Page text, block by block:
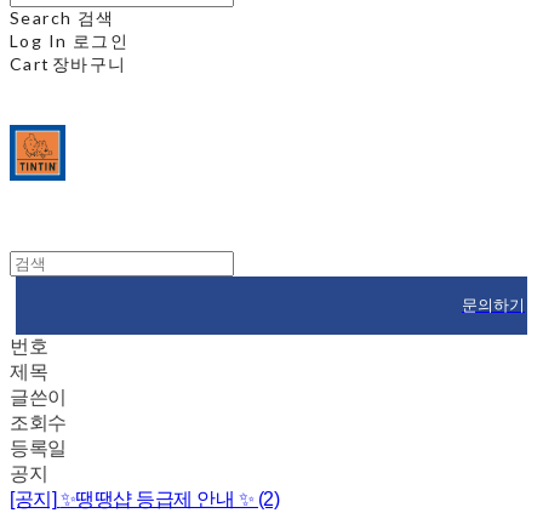
Search 검색
Log In 로그인
Cart 장바구니
문의하기
번호
제목
글쓴이
조회수
등록일
공지
[공지] ✨땡땡샵 등급제 안내 ✨ (2)